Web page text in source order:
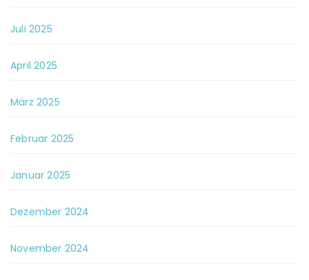
Juli 2025
April 2025
März 2025
Februar 2025
Januar 2025
Dezember 2024
November 2024